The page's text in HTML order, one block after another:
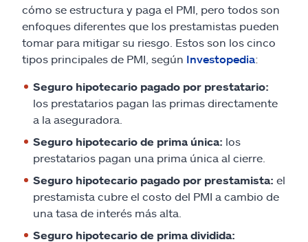
cómo se estructura y paga el PMI, pero todos son
enfoques diferentes que los prestamistas pueden
tomar para mitigar su riesgo. Estos son los cinco
tipos principales de PMI, según Investopedia:
Seguro hipotecario pagado por prestatario:
los prestatarios pagan las primas directamente
a la aseguradora.
Seguro hipotecario de prima única: los
prestatarios pagan una prima única al cierre.
Seguro hipotecario pagado por prestamista: el
prestamista cubre el costo del PMI a cambio de
una tasa de interés más alta.
Seguro hipotecario de prima dividida: